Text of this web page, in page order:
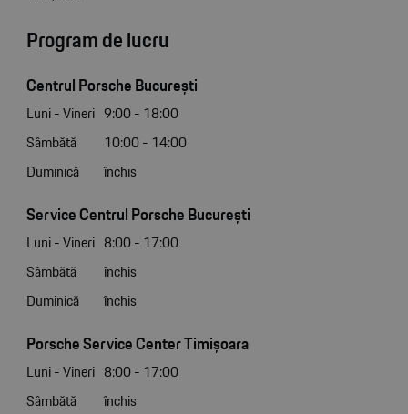
Program de lucru
Centrul Porsche București
Luni - Vineri 9:00 - 18:00
Sâmbătă
10:00 - 14:00
Duminică
închis
Service Centrul Porsche București
Luni - Vineri 8:00 - 17:00
Sâmbătă
închis
Duminică
închis
Porsche Service Center Timișoara
Luni - Vineri 8:00 - 17:00
Sâmbătă
închis